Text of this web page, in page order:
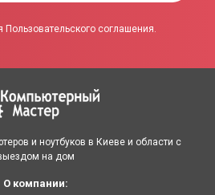
соглашения.
и ноутбуков в Киеве и области с
на дом
О компании: